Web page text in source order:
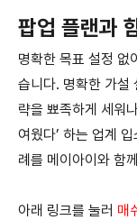
팝업 플랜과
명확한 목표 설정 없
습니다. 명확한 가설
략을 뾰족하게 세워
여웠다’ 하는 업계
례를 메이아이와 함
아래 링크를 눌러 매